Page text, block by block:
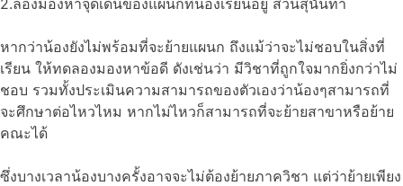
หากว่าน้องยังไม่พร้อมที่จะย้ายแผนก ถึงแม้ว่าจะไม่ชอบในสิ่งที่
เรียน ให้ทดลองมองหาข้อดี ดังเช่นว่า มีวิชาที่ถูกใจมากยิ่งกว่าไม่
ชอบ รวมทั้งประเมินความสามารถของตัวเองว่าน้องๆสามารถที่
จะศึกษาต่อไหวไหม หากไม่ไหวก็สามารถที่จะย้ายสาขาหรือย้าย
คณะได้
ซึ่งบางเวลาน้องบางครั้งอาจจะไม่ต้องย้ายภาควิชา แต่ว่าย้ายเพียง